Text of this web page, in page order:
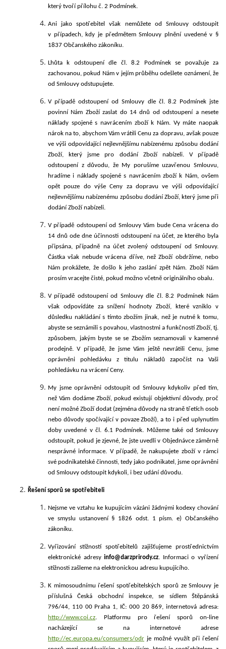
který tvořípřílohu č. 2 Podmínek.
Ani jako spotřebitel však nemůžete od Smlouvy odstoupit
v případech, kdy je předmětem Smlouvy plnění uvedené v §
1837 Občanského zákoníku.
Lhůta k odstoupení dle čl.8.2 Podmínek se považuje za
zachovanou, pokud Nám v jejím průběhu odešlete oznámení, že
od Smlouvy odstupujete.
V případě odstoupení od Smlouvy dle čl. 8.2 Podmínek jste
povinní Nám Zboží zaslat do 14 dnů od odstoupení a nesete
náklady spojené s navrácením zboží k Nám. Vy máte naopak
nárok na to, abychom Vám vrátili Cenu za dopravu, avšak pouze
ve výši odpovídající nejlevnějšímu nabízenému způsobu dodání
Zboží, který jsme pro dodání Zboží nabízeli. V případě
odstoupení z důvodu, že My porušíme uzavřenou Smlouvu,
hradíme i náklady spojené s navrácením zboží k Nám, ovšem
opět pouze do výše Ceny za dopravu ve výši odpovídající
nejlevnějšímu nabízenému způsobu dodání Zboží, který jsme při
dodání Zboží nabízeli.
V případě odstoupení od Smlouvy Vám bude Cena vrácena do
14 dnů ode dne účinnosti odstoupení na účet, ze kterého byla
připsána, případně na účet zvolený odstoupení od Smlouvy.
Částka však nebude vrácena dříve, než Zboží obdržíme, nebo
Nám prokážete, že došlo k jeho zaslání zpět Nám. Zboží Nám
prosím vracejte čisté, pokud možno včetně originálního obalu.
V případě odstoupení od Smlouvy dle čl.8.2 Podmínek Nám
však odpovídáte za snížení hodnoty Zboží, které vzniklo v
důsledku nakládání s tímto zbožím jinak, než je nutné k tomu,
abyste se seznámili s povahou, vlastnostmi a funkčností Zboží, tj.
způsobem, jakým byste se se Zbožím seznamovali v kamenné
prodejně.V případě, že jsme Vám ještě nevrátili Cenu, jsme
oprávněni pohledávku z titulu nákladů započíst na Vaši
pohledávku na vrácení Ceny.
My jsme oprávněni odstoupit od Smlouvy kdykoliv před tím,
než Vám dodáme Zboží, pokud existují objektivní důvody, proč
není možné Zboží dodat (zejména důvody na straně třetích osob
nebo důvody spočívající v povaze Zboží), a to i před uplynutím
doby uvedené v čl. 6.1 Podmínek. Můžeme také od Smlouvy
odstoupit, pokud je zjevné, že jste uvedli v Objednávce záměrně
nesprávné informace. V případě, že nakupujete zboží v rámci
své podnikatelské činnosti, tedy jako podnikatel, jsme oprávněni
od Smlouvy odstoupit kdykoli, i bez udání důvodu.
Řešení sporů se spotřebiteli
Nejsme ve vztahu ke kupujícím vázáni žádnými kodexy chování
ve smyslu ustanovení § 1826 odst. 1 písm. e) Občanského
zákoníku.
Vyřizovánístížností spotřebitelů zajišťujeme prostřednictvím
elektronické adresyinfo@darzprirody.cz. Informaci o vyřízení
stížnosti zašleme na elektronickou adresu kupujícího.
K mimosoudnímu řešení spotřebitelských sporů ze Smlouvy je
příslušná Česká obchodní inspekce, se sídlem Štěpánská
796/44, 110 00 Praha 1, IČ: 000 20 869, internetová adresa:
http://www.coi.cz. Platformu pro řešení sporů on-line
nacházející se na internetové adrese
http://ec.europa.eu/consumers/odr je možné využít při řešení